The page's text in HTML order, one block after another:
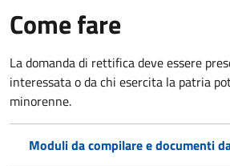
Come fare
La domanda di rettifica deve essere
interessata oda chi esercita la patria
minorenne.
Moduli da compilare e documenti